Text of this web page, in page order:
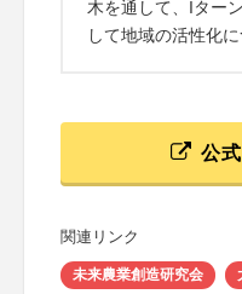
木を通して、Iター
して地域の活性化
公
関連リンク
未来農業創造研究会